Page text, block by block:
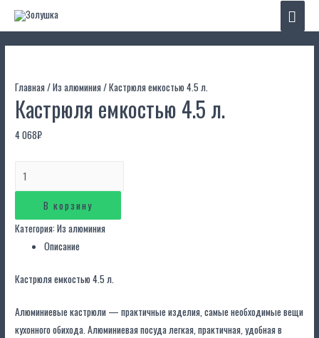
Главная/Из алюминия/ Кастрюля емкостью 4.5 л.
Кастрюля емкостью 4.5 л.
4 068₽
емкостью
4.5
В корзину
Категория:Из алюминия
Описание
Кастрюля емкостью 4.5 л.
Алюминиевые кастрюли — практичные изделия, самые необходимые вещи
кухонного обихода. Алюминиевая посуда легкая, практичная, удобная в